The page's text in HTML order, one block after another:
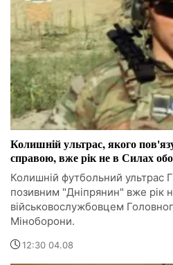
Колишній ультрас, якого
справою, вже рік не в Силах
Колишній футбольний ультрас
позивним "Дніпрянин" вже рік
військовослужбовцем
Міноборони.
12:30 04.08